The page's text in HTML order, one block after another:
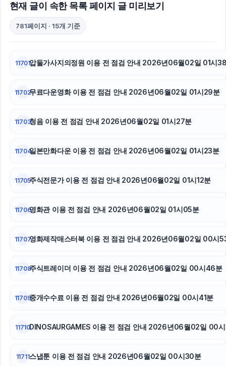
대안학교
강남치과
하수구막힘
현재 글이 속한 목록 페이지 글 미리보기
781페이지 · 15개 기준
11701압둘가사지의정원 이용 전 점검 안내 2026년06월02일 01시
11702무료다운영화 이용 전 점검 안내 2026년06월02일 01시29분
11703청음 이용 전 점검 안내 2026년06월02일 01시27분
11704일본만화다운 이용 전 점검 안내 2026년06월02일 01시23분
11705주식전문가 이용 전 점검 안내 2026년06월02일 01시12분
11706영화관 이용 전 점검 안내 2026년06월02일 01시05분
11707영화제작매스터북 이용 전 점검 안내 2026년06월02일 00시
11708주식트레이더 이용 전 점검 안내 2026년06월02일 00시46분
11709중개수수료 이용 전 점검 안내 2026년06월02일 00시41분
11710DINOSAURGAMES 이용 전 점검 안내 2026년06월02일 00
11711스냅툰 이용 전 점검 안내 2026년06월02일 00시30분